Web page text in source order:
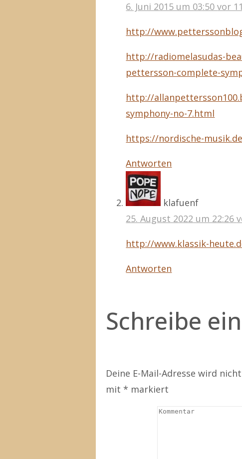
6. Juni 2015 um 03:50vor
http://
http://radiomelasudas-
pettersson-complete-
http://
symphony-no-7.html
https://nordische-
Antworten
klafuenf
25. August 2022 um 22:26
http://www.klassik-
Antworten
Schreibe
Deine E-Mail-Adresse wird
mit * markiert